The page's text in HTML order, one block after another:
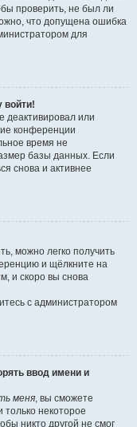
проверить, не был ли
что допущена ошибка
для
войти!
деактивировал или
конференции
время не
базы данных. Если
снова и активнее
можно легко получить
и щёлкните на
и скоро вы снова
с администратором
ввод имени и
меня, вы сможете
некоторое
никто другой не смог